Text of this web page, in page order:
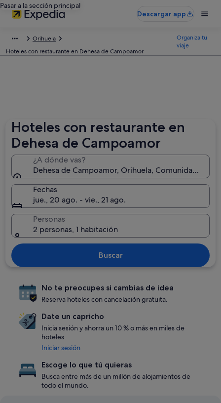
Pasar a la sección principal
Descargar app
Orihuela
Hoteles con restaurante en Dehesa de Campoamor
Organiza tu
viaje
Hoteles con restaurante en
Dehesa de Campoamor
¿A dónde vas?
Dehesa de Campoamor, Orihuela, Comunidad
Fechas
jue., 20 ago. - vie., 21 ago.
Personas
2 personas, 1 habitación
Buscar
No te preocupes si cambias de idea
Reserva hoteles con cancelación gratuita.
Date un capricho
Inicia sesión y ahorra un 10 % o más en miles de
hoteles.
Iniciar sesión
Escoge lo que tú quieras
Busca entre más de un millón de alojamientos de
todo el mundo.